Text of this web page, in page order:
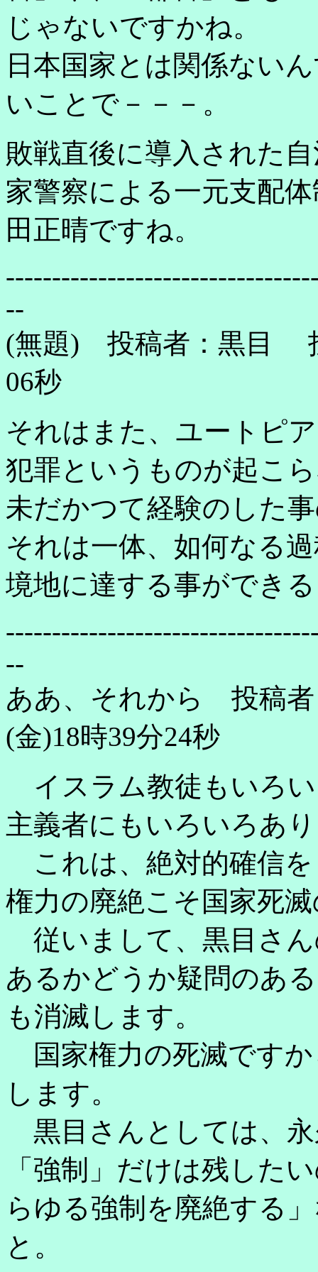
じゃないですかね。
日本国家とは関係ない
いことで－－－。
敗戦直後に導入された
家警察による一元支配
田正晴ですね。
--
(無題) 投稿者：黒目
06秒
それはまた、ユートピ
犯罪というものが起こ
未だかつて経験のした
それは一体、如何なる
境地に達する事ができ
--
ああ、それから 投稿
(金)18時39分24秒
イスラム教徒もいろ
主義者にもいろいろあ
これは、絶対的確信
権力の廃絶こそ国家死
従いまして、黒目さ
あるかどうか疑問のあ
も消滅します。
国家権力の死滅ですか
します。
黒目さんとしては、
「強制」だけは残した
らゆる強制を廃絶する
と。